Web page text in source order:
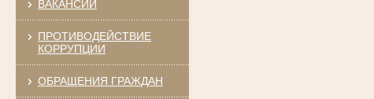
ВАКАНСИИ
ПРОТИВОДЕЙСТВИЕ
КОРРУПЦИИ
ОБРАЩЕНИЯ ГРАЖДАН